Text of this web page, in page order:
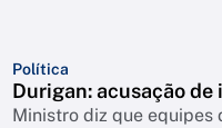
Política
Durigan: acusação de
Ministro diz que equipes